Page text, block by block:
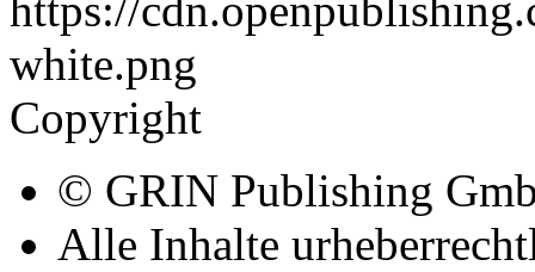
Copyright
© GRIN Publishing
Alle Inhalte